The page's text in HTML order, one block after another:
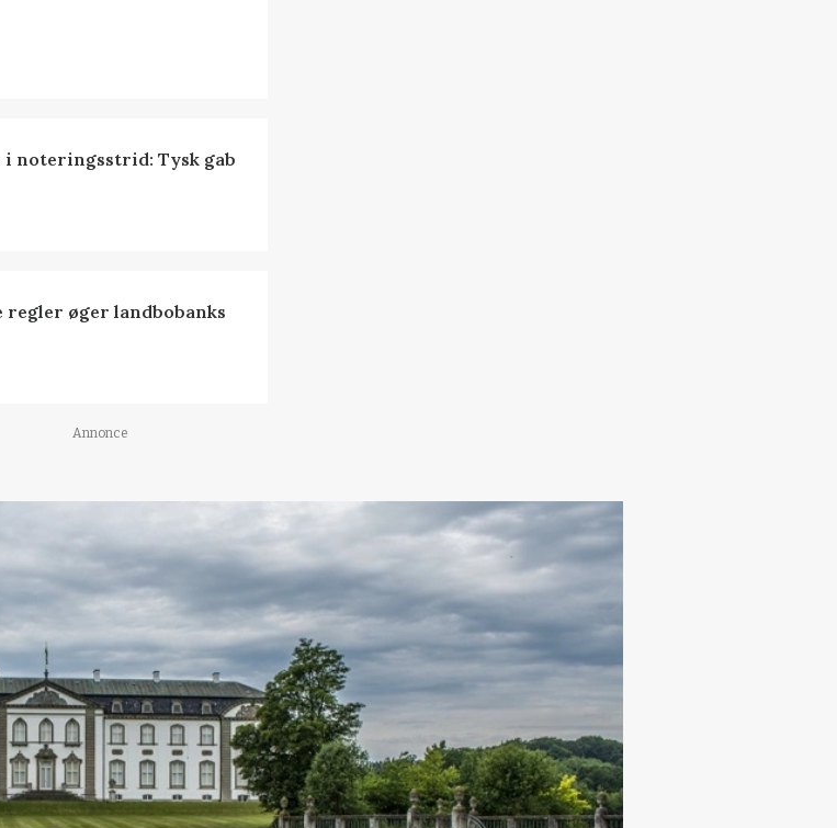
i noteringsstrid: Tysk gab
øger landbobanks
Annonce